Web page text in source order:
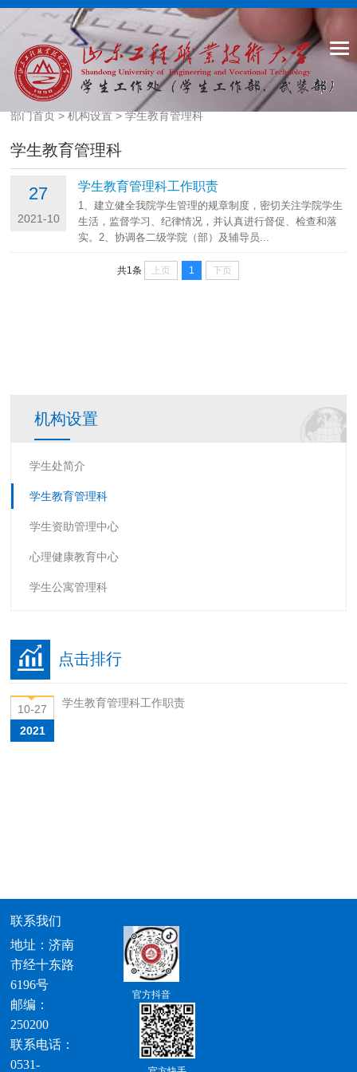
部门首页>机构设置>学生教育管理科
学生教育管理科
27
2021-10
学生教育管理科工作职责
1、建立健全我院学生管理的规章制度，密切关注学院学生
生活，监督学习、纪律情况，并认真进行督促、检查和落
实。2、协调各二级学院（部）及辅导员...
共1条 上页 1 下页
机构设置
学生处简介
学生教育管理科
学生资助管理中心
心理健康教育中心
学生公寓管理科
点击排行
10-27
2021
学生教育管理科工作职责
联系我们
地址：济南
市经十东路
6196号
邮编：
250200
联系电话：
0531-
官方抖音